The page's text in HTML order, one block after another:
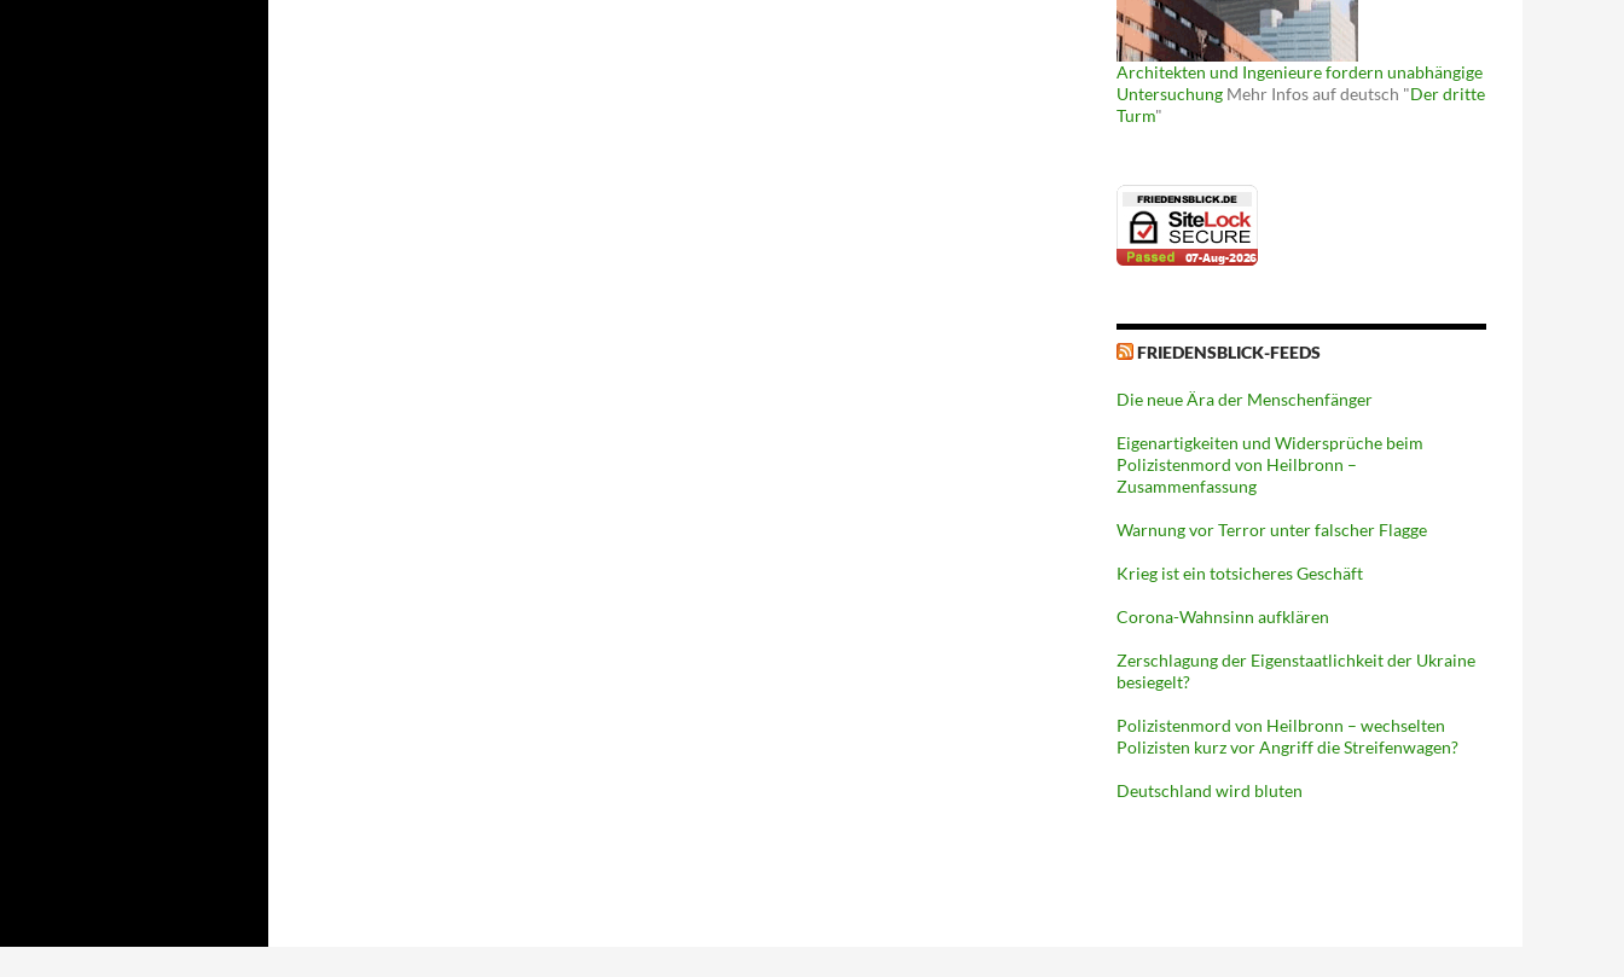
Architekten und Ingenieure fordern unabhängige
Untersuchung Mehr Infos auf deutsch "Der dritte
Turm"
FRIEDENSBLICK-FEEDS
Die neue Ära der Menschenfänger
Eigenartigkeiten und Widersprüche beim
Polizistenmord von Heilbronn –
Zusammenfassung
Warnung vor Terror unter falscher Flagge
Krieg ist ein totsicheres Geschäft
Corona-Wahnsinn aufklären
Zerschlagung der Eigenstaatlichkeit der Ukraine
besiegelt?
Polizistenmord von Heilbronn – wechselten
Polizisten kurz vor Angriff die Streifenwagen?
Deutschland wird bluten